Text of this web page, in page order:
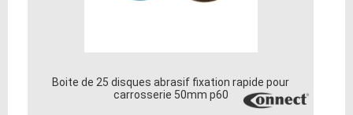
Boite de 25 disques abrasif fixation rapide pour
carrosserie 50mm p60